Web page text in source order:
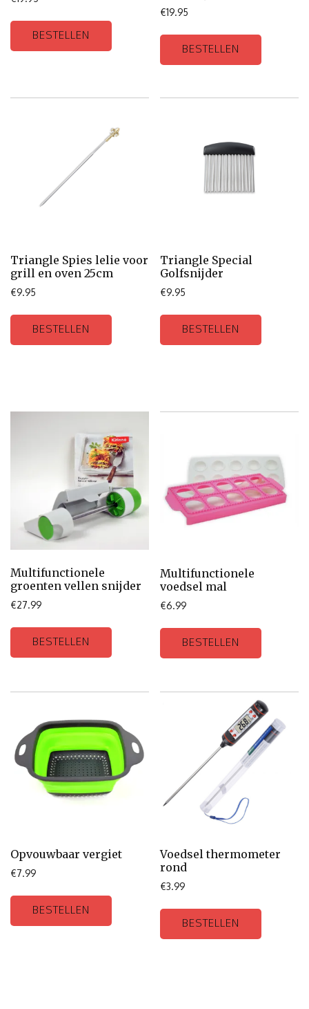
BESTELLEN
€19.95
BESTELLEN
Triangle Spies lelie voor
grill en oven 25cm
€9.95
BESTELLEN
Triangle Special
Golfsnijder
€9.95
BESTELLEN
Multifunctionele
groenten vellen snijder
€27.99
BESTELLEN
Multifunctionele
voedsel mal
€6.99
BESTELLEN
Opvouwbaar vergiet
€7.99
BESTELLEN
Voedsel thermometer
rond
€3.99
BESTELLEN